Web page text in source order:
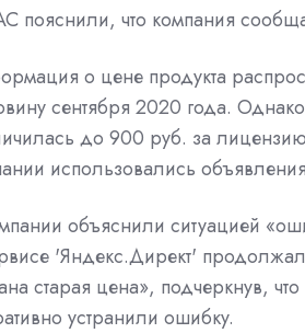
пояснили, что компания
о цене продукта
сентября 2020 года.
до 900 руб. за
использовались
объяснили ситуацией
'Яндекс.Директ'
старая цена», подчеркнув,
устранили ошибку.